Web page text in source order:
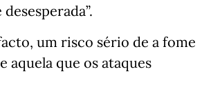
um risco sério de a fome
aquela que os ataques